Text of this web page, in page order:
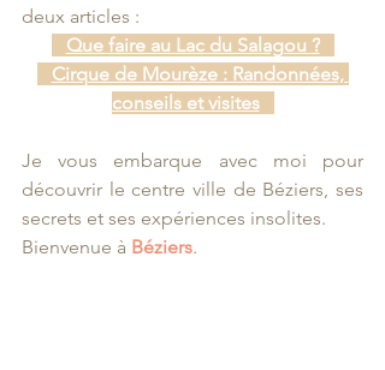
deux articles :
Que faire au Lac du Salagou ?
Cirque de Mourèze : Randonnées,
conseils et visites
Je vous embarque avec moi pour
découvrir le centre ville de Béziers, ses
secrets et ses expériences insolites.
Bienvenue à Béziers.